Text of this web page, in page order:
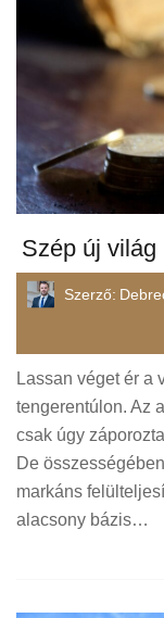
Szép új világ
Szerző:
Lassan véget ér a
tengerentúlon. Az
csak úgy
De
markáns
alacsony bázis…